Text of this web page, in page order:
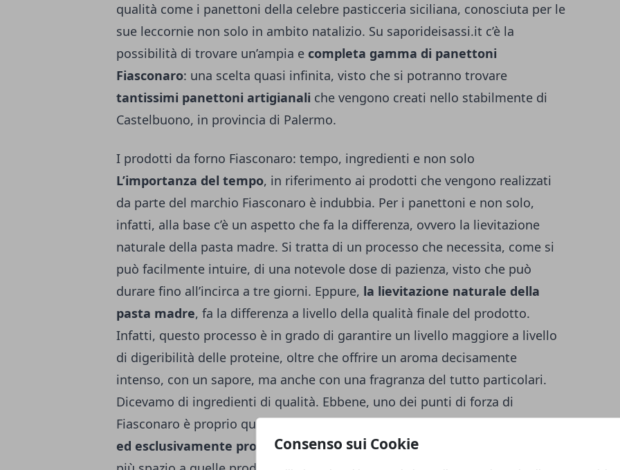
Consenso sui Cookie
qualità come i panettoni della celebre pasticceria siciliana, conosciuta per le
sue leccornie non solo in ambito natalizio. Su saporideisassi.it c’è la
possibilità di trovare un’ampia e completa gamma di panettoni
Fiasconaro: una scelta quasi infinita, visto che si potranno trovare
tantissimi panettoni artigianali che vengono creati nello stabilmente di
Castelbuono, in provincia di Palermo.
I prodotti da forno Fiasconaro: tempo, ingredienti e non solo
L’importanza del tempo, in riferimento ai prodotti che vengono realizzati
da parte del marchio Fiasconaro è indubbia. Per i panettoni e non solo,
infatti, alla base c’è un aspetto che fa la differenza, ovvero la lievitazione
naturale della pasta madre. Si tratta di un processo che necessita, come si
può facilmente intuire, di una notevole dose di pazienza, visto che può
durare fino all’incirca a tre giorni. Eppure, la lievitazione naturale della
pasta madre, fa la differenza a livello della qualità finale del prodotto.
Infatti, questo processo è in grado di garantire un livello maggiore a livello
di digeribilità delle proteine, oltre che offrire un aroma decisamente
intenso, con un sapore, ma anche con una fragranza del tutto particolari.
Dicevamo di ingredienti di qualità. Ebbene, uno dei punti di forza di
Fiasconaro è proprio quello di selezionare con la massima attenzionesolo
ed esclusivamente prodotti di notevole qualità, cercando di dare sempre